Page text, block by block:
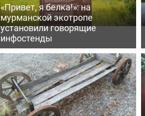
«Привет, я белка!»: на
мурманской экотропе
установили говорящие
инфостенды